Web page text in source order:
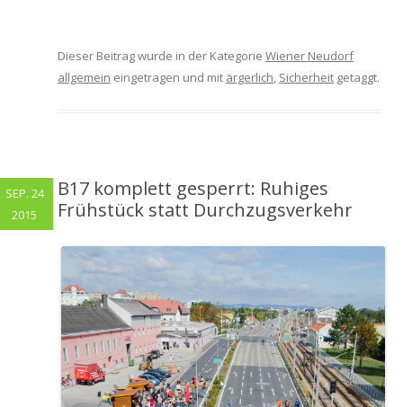
Dieser Beitrag wurde in der Kategorie Wiener Neudorf
allgemein eingetragen und mit ärgerlich, Sicherheit getaggt.
B17 komplett gesperrt: Ruhiges
Frühstück statt Durchzugsverkehr
SEP. 24
2015